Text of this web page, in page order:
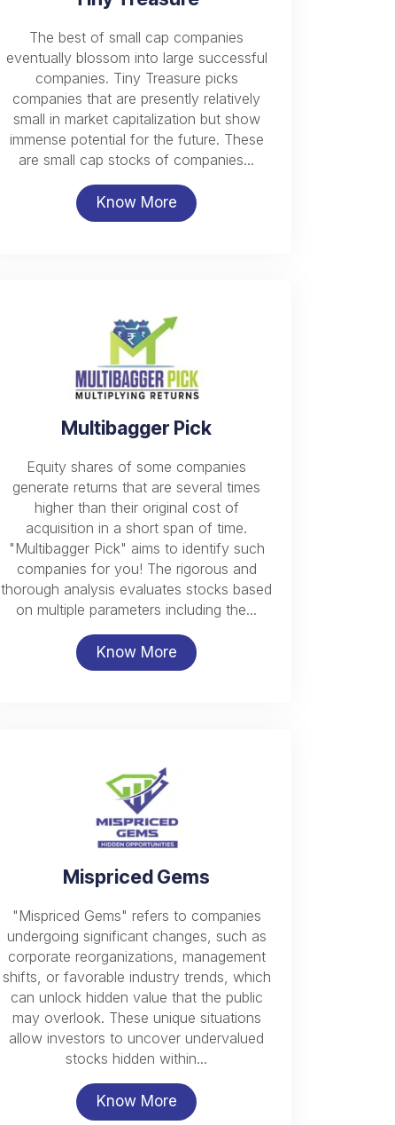
The best of small cap companies
eventually blossom into large successful
companies. Tiny Treasure picks
companies that are presently relatively
small in market capitalization but show
immense potential for the future. These
are small cap stocks of companies...
Know More
Multibagger Pick
Equity shares of some companies
generate returns that are several times
higher than their original cost of
acquisition in a short span of time.
"Multibagger Pick" aims to identify such
companies for you! The rigorous and
thorough analysis evaluates stocks based
on multiple parameters including the...
Know More
Mispriced Gems
"Mispriced Gems" refers to companies
undergoing significant changes, such as
corporate reorganizations, management
shifts, or favorable industry trends, which
can unlock hidden value that the public
may overlook. These unique situations
allow investors to uncover undervalued
stocks hidden within...
Know More